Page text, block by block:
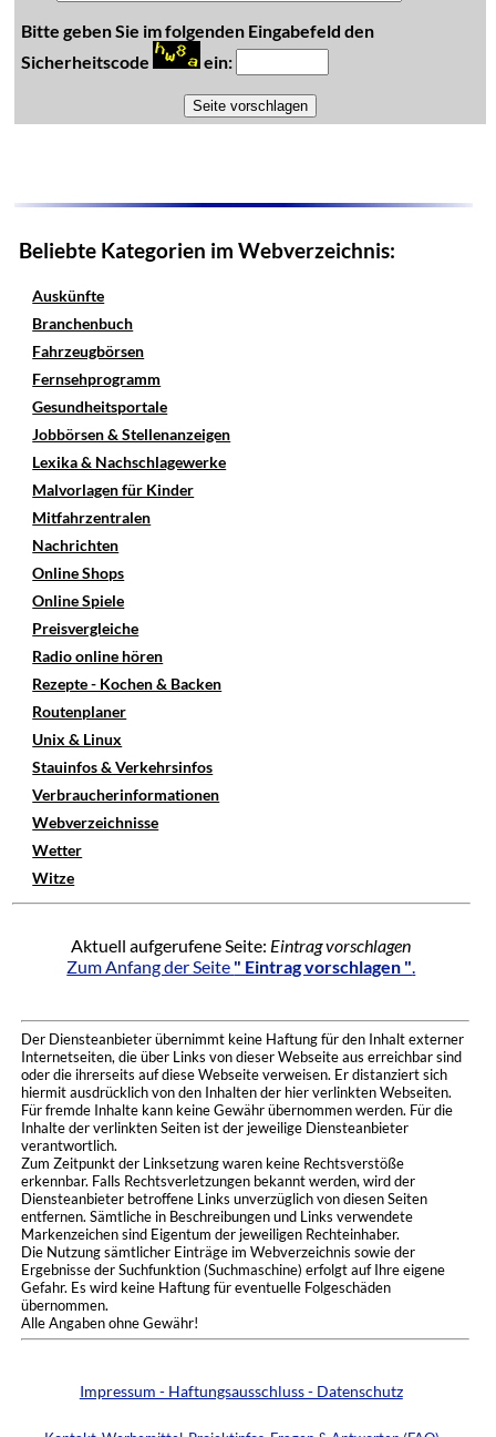
Bitte geben Sie im folgenden Eingabefeld den
Sicherheitscode
ein:
Beliebte Kategorien im Webverzeichnis:
Auskünfte
Branchenbuch
Fahrzeugbörsen
Fernsehprogramm
Gesundheitsportale
Jobbörsen & Stellenanzeigen
Lexika & Nachschlagewerke
Malvorlagen für Kinder
Mitfahrzentralen
Nachrichten
Online Shops
Online Spiele
Preisvergleiche
Radio online hören
Rezepte - Kochen & Backen
Routenplaner
Unix & Linux
Stauinfos & Verkehrsinfos
Verbraucherinformationen
Webverzeichnisse
Wetter
Witze
Aktuell aufgerufene Seite: Eintrag vorschlagen
Zum Anfang der Seite " Eintrag vorschlagen ".
Der Diensteanbieter übernimmt keine Haftung für den Inhalt externer
Internetseiten, die über Links von dieser Webseite aus erreichbar sind
oder die ihrerseits auf diese Webseite verweisen. Er distanziert sich
hiermit ausdrücklich von den Inhalten der hier verlinkten Webseiten.
Für fremde Inhalte kann keine Gewähr übernommen werden. Für die
Inhalte der verlinkten Seiten ist der jeweilige Diensteanbieter
verantwortlich.
Zum Zeitpunkt der Linksetzung waren keine Rechtsverstöße
erkennbar. Falls Rechtsverletzungen bekannt werden, wird der
Diensteanbieter betroffene Links unverzüglich von diesen Seiten
entfernen. Sämtliche in Beschreibungen und Links verwendete
Markenzeichen sind Eigentum der jeweiligen Rechteinhaber.
Die Nutzung sämtlicher Einträge im Webverzeichnis sowie der
Ergebnisse der Suchfunktion (Suchmaschine) erfolgt auf Ihre eigene
Gefahr. Es wird keine Haftung für eventuelle Folgeschäden
übernommen.
Alle Angaben ohne Gewähr!
Impressum - Haftungsausschluss - Datenschutz